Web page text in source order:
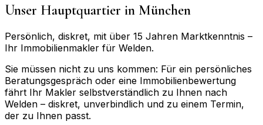
Unser Hauptquartier in München
Persönlich, diskret, mit über 15 Jahren Marktkenntnis –
Ihr Immobilienmakler für Welden.
Sie müssen nicht zu uns kommen: Für ein persönliches
Beratungsgespräch oder eine Immobilienbewertung
fährt Ihr Makler selbstverständlich zu Ihnen nach
Welden – diskret, unverbindlich und zu einem Termin,
der zu Ihnen passt.